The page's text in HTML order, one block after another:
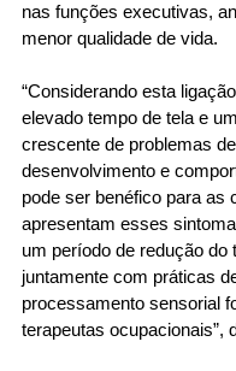
nas funções executivas,
menor qualidade de vida.
“Considerando esta
elevado tempo de tela e
crescente de problemas de
desenvolvimento e
pode ser benéfico para as
apresentam esses
um período de redução do
juntamente com práticas
processamento sensorial
terapeutas ocupacionais”,